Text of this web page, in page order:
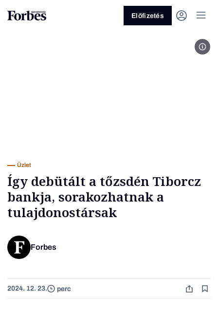
Előfizetés
Üzlet
Így debütált a tőzsdén Tiborcz
bankja, sorakozhatnak a
tulajdonostársak
Forbes
2024. 12. 23. perc